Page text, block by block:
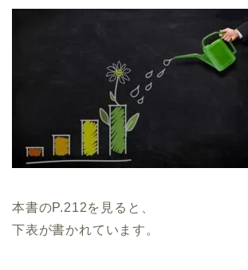
本書のP.212を見ると、
下表が書かれています。